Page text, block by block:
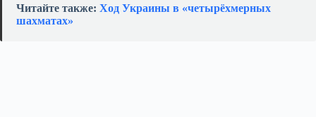
Читайте также: Ход Украины в «четырёхмерных
шахматах»